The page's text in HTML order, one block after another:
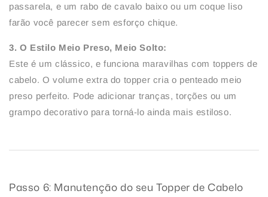
passarela, e um rabo de cavalo baixo ou um coque liso
farão você parecer sem esforço chique.
3. O Estilo Meio Preso, Meio Solto:
Este é um clássico, e funciona maravilhas com toppers de
cabelo. O volume extra do topper cria o penteado meio
preso perfeito. Pode adicionar tranças, torções ou um
grampo decorativo para torná-lo ainda mais estiloso.
Passo 6: Manutenção do seu Topper de Cabelo